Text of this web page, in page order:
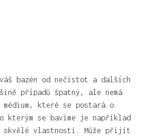
bazén od nečistot a dalších
případů špatný, ale nemá
které se postará o
kterým se bavíme je například
skvělé vlastnosti. Může přijít